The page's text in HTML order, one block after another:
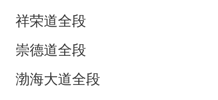
祥荣道全段
崇德道全段
渤海大道全段